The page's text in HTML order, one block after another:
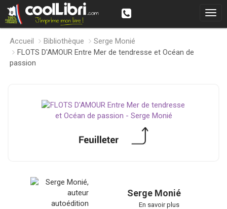
Accueil Bibliothèque
Serge Monié
FLOTS D'AMOUR Entre Mer de tendresse et Océan de
passion
Serge Monié
En savoir plus